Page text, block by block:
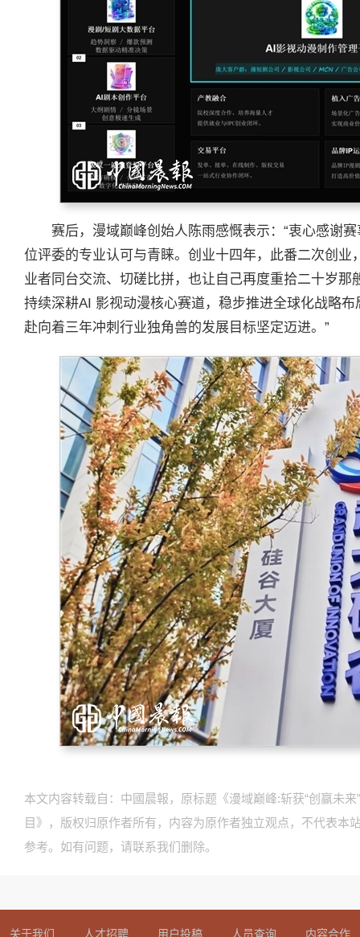
赛后，漫域巅峰创始人陈雨感慨表示：“衷心感谢
位评委的专业认可与青睐。创业十四年，此番二次创
业者同台交流、切磋比拼，也让自己再度重拾二十岁
持续深耕AI 影视动漫核心赛道，稳步推进全球化战略
赴向着三年冲刺行业独角兽的发展目标坚定迈进。”
本文内容转载自：中國晨報，原标题《漫域巅峰:斩获“创赢未
目》，版权归原作者所有，内容为原作者独立观点，不代表本
参考。如有问题，请联系我们删除。
关于我们 人才招聘 用户投稿 人员查询 内容合作